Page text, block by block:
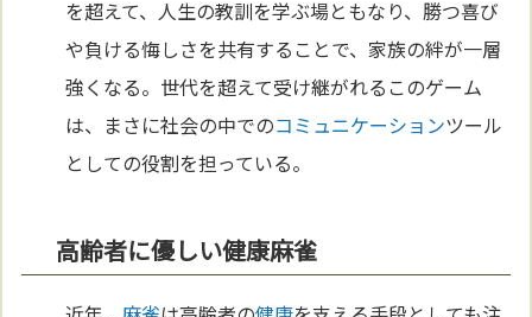
を超えて、人生の教訓を学ぶ場ともなり、勝つ喜び
や負ける悔しさを共有することで、家族の絆が一層
強くなる。世代を超えて受け継がれるこのゲーム
は、まさに社会の中でのコミュニケーションツール
としての役割を担っている。
高齢者に優しい健康麻雀